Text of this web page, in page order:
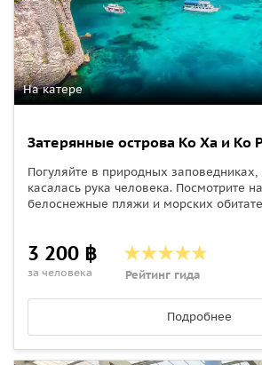
На катере
Затерянные острова Ко Ха и Ко
Погуляйте в природных заповедниках,
касалась рука человека. Посмотрите
белоснежные пляжи и морских
3 200 ฿
за человека Рейтинг гида
Подробнее